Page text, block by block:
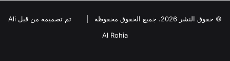
© حقوق النشر 2026، جميع الحقوق محفوظة |
تم تصميمه من قبل Ali
Al Rohia